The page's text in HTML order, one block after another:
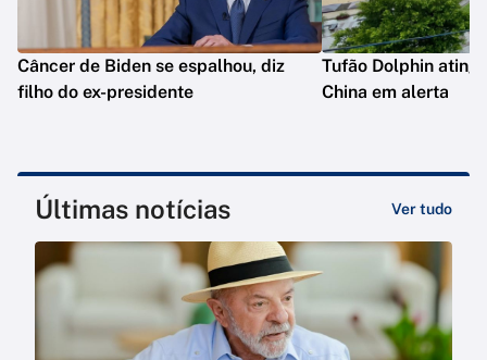
Câncer de Biden se espalhou, diz
filho do ex-presidente
Tufão Dolphin
China em alerta
Últimas notícias Ver tudo